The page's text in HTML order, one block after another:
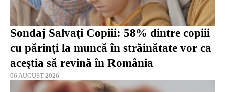
Sondaj Salvaţi Copiii: 58% dintre copiii
cu părinţi la muncă în străinătate vor ca
aceştia să revină în România
06 AUGUST 2026